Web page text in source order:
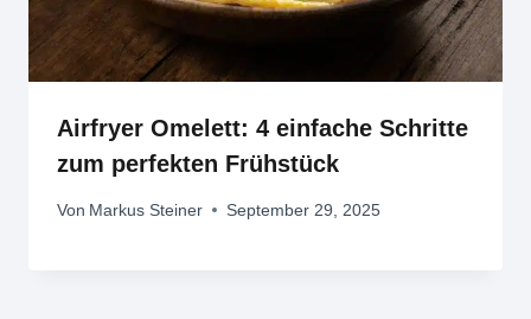
Airfryer Omelett: 4 einfache Schritte
zum perfekten Frühstück
Von Markus Steiner September 29, 2025